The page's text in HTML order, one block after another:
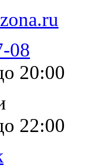
08
20:00
22:00